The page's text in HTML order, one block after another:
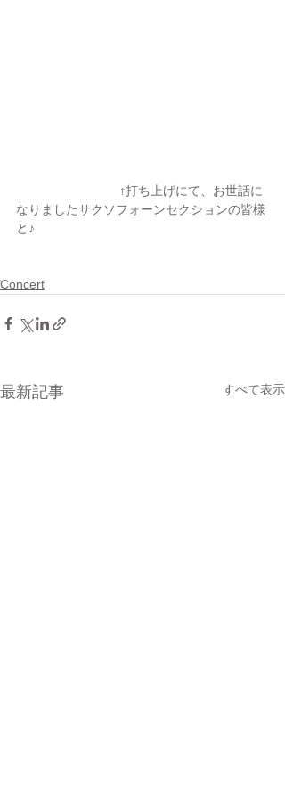
なりましたサクソフォーンセクションの皆様
と♪
Concert
最新記事 すべて表示